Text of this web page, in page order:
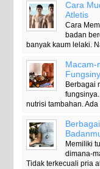
Cara
Atletis
Cara
badan
banyak kaum lelaki.
Macam-
Berbagai
nutrisi tambahan.
Memiliki
dimana-
Tidak terkecuali pria